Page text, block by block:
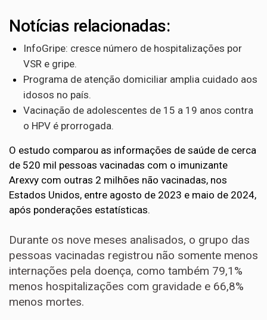
Notícias relacionadas:
InfoGripe: cresce número de hospitalizações por
VSR e gripe.
Programa de atenção domiciliar amplia cuidado aos
idosos no país.
Vacinação de adolescentes de 15 a 19 anos contra
o HPV é prorrogada.
O estudo comparou as informações de saúde de cerca
de 520 mil pessoas vacinadas com o imunizante
Arexvy com outras 2 milhões não vacinadas, nos
Estados Unidos, entre agosto de 2023 e maio de 2024,
após ponderações estatísticas.
Durante os nove meses analisados, o grupo das
pessoas vacinadas registrou não somente menos
internações pela doença, como também 79,1%
menos hospitalizações com gravidade e 66,8%
menos mortes.